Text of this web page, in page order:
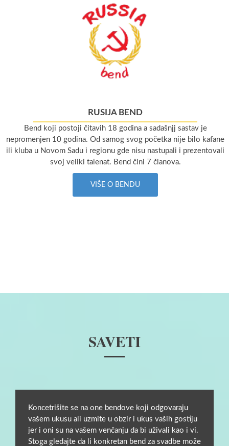
RUSIJA BEND
Bend koji postoji čitavih 18 godina a sadašnjj sastav je
nepromenjen 10 godina. Od samog svog početka nije bilo kafane
ili kluba u Novom Sadu i regionu gde nisu nastupali i prezentovali
svoj veliki talenat. Bend čini 7 članova.
VIŠE O BENDU
SAVETI
Koncetrišite se na one bendove koji odgovaraju
vašem ukusu ali uzmite u obzir i ukus vaših gostiju
jer i oni su na vašem venčanju da bi uživali kao i vi.
Stoga gledajte da li konkretan bend za svadbe može